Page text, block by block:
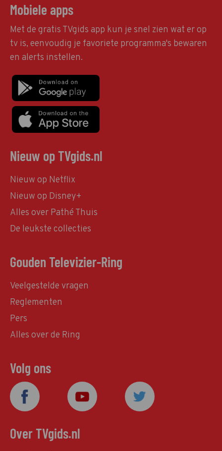
Mobiele apps
Met de gratis TVgids app kun je snel zien wat er op
tv is, eenvoudig je favoriete programma's bewaren
en alerts instellen.
Nieuw op TVgids.nl
Nieuw op Netflix
Nieuw op Disney+
Alles over Pathé Thuis
De leukste collecties
Gouden Televizier-Ring
Veelgestelde vragen
Reglementen
Pers
Alles over de Ring
Volg ons
Over TVgids.nl